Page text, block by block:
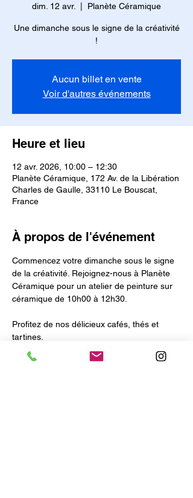
dim. 12 avr. Planète Céramique
Une dimanche sous le signe de la créativité
!
Aucun billet en vente
Voir d'autres événements
Heure et lieu
12 avr. 2026, 10:00 – 12:30
Planète Céramique, 172 Av. de la Libération
Charles de Gaulle, 33110 Le Bouscat,
France
À propos de l'événement
Commencez votre dimanche sous le signe
de la créativité. Rejoignez-nous à Planète
Céramique pour un atelier de peinture sur
céramique de 10h00 à 12h30.
Profitez de nos délicieux cafés, thés et
tartines.
Vous pouvez récupérer vos œuvres deux